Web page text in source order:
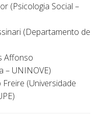
(Psicologia Social –
(Departamento de
Affonso
– UNINOVE)
(Universidade